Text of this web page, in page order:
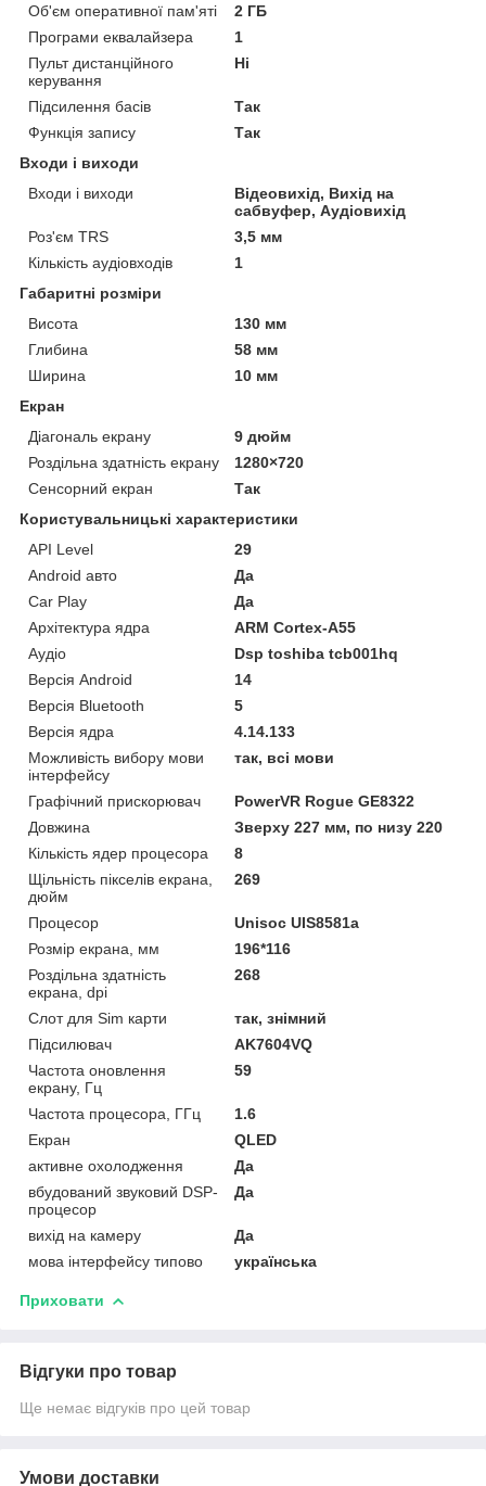
Об'єм оперативної пам'яті
2 ГБ
Програми еквалайзера
1
Пульт дистанційного
керування
Ні
Підсилення басів
Так
Функція запису
Так
Входи і виходи
Входи і виходи
Відеовихід, Вихід на
сабвуфер, Аудіовихід
Роз'єм TRS
3,5 мм
Кількість аудіовходів
1
Габаритні розміри
Висота
130 мм
Глибина
58 мм
Ширина
10 мм
Екран
Діагональ екрану
9 дюйм
Роздільна здатність екрану
1280×720
Сенсорний екран
Так
Користувальницькі характеристики
API Level
29
Android авто
Да
Car Play
Да
Архітектура ядра
ARM Cortex-A55
Аудіо
Dsp toshiba tcb001hq
Версія Android
14
Версія Bluetooth
5
Версія ядра
4.14.133
Можливість вибору мови
інтерфейсу
так, всі мови
Графічний прискорювач
PowerVR Rogue GE8322
Довжина
Зверху 227 мм, по низу 220
Кількість ядер процесора
8
Щільність пікселів екрана,
дюйм
269
Процесор
Unisoc UIS8581a
Розмір екрана, мм
196*116
Роздільна здатність
екрана, dpi
268
Слот для Sim карти
так, знімний
Підсилювач
AK7604VQ
Частота оновлення
екрану, Гц
59
Частота процесора, ГГц
1.6
Екран
QLED
активне охолодження
Да
вбудований звуковий DSP-
процесор
Да
вихід на камеру
Да
мова інтерфейсу типово
українська
Приховати
Відгуки про товар
Ще немає відгуків про цей товар
Умови доставки